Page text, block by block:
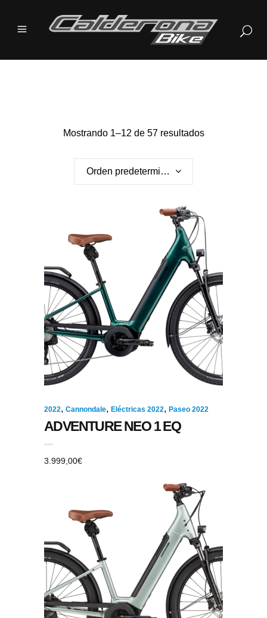
Mostrando 1–12 de 57 resultados
Orden predeterminado
2022, Cannondale, Eléctricas 2022, Paseo 2022
ADVENTURE NEO 1 EQ
3.999,00€